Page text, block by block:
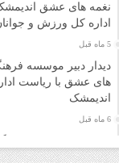
نغمه های عشق
اداره کل ورزش و
5 ماه قبل
دیدار دبیر موسسه
های عشق با ریاست
اندیمشک
6 ماه قبل
شادی مهدوی به